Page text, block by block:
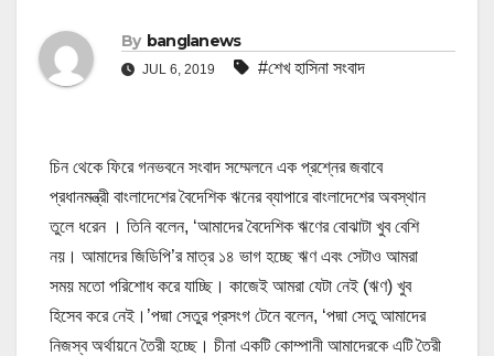
By banglanews
JUL 6, 2019 #শেখ হাসিনা সংবাদ
চিন থেকে ফিরে গনভবনে সংবাদ সম্মেলনে এক প্রশ্নের জবাবে
প্রধানমন্ত্রী বাংলাদেশের বৈদেশিক ঋনের ব্যাপারে বাংলাদেশের অবস্থান
তুলে ধরেন । তিনি বলেন, ‘আমাদের বৈদেশিক ঋণের বোঝাটা খুব বেশি
নয়। আমাদের জিডিপি’র মাত্র ১৪ ভাগ হচ্ছে ঋণ এবং সেটাও আমরা
সময় মতো পরিশোধ করে যাচ্ছি। কাজেই আমরা যেটা নেই (ঋণ) খুব
হিসেব করে নেই।’পদ্মা সেতুর প্রসংগ টেনে বলেন, ‘পদ্মা সেতু আমাদের
নিজস্ব অর্থায়নে তৈরী হচ্ছে। চীনা একটি কোম্পানী আমাদেরকে এটি তৈরী